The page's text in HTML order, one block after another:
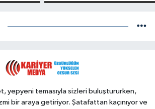
yepyeni temasıyla sizleri buluştururken,
bir araya getiriyor. Şatafattan kaçınıyor ve